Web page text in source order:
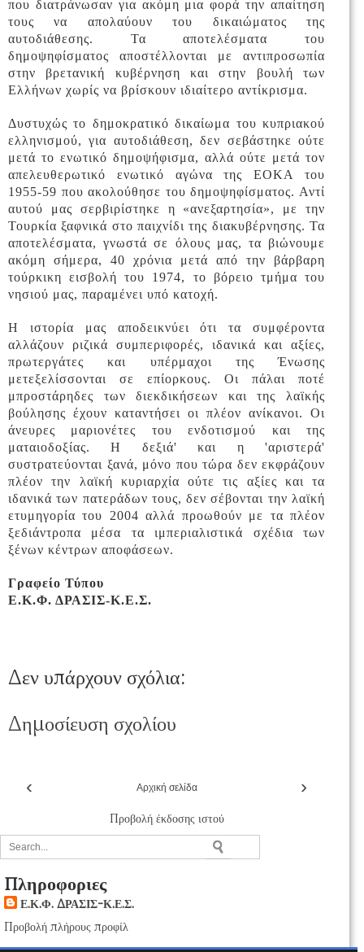
που διατράνωσαν για ακόμη μια φορά την απαίτηση
τους να απολαύουν του δικαιώματος της
αυτοδιάθεσης. Τα αποτελέσματα του
δημοψηφίσματος αποστέλλονται με αντιπροσωπία
στην βρετανική κυβέρνηση και στην βουλή των
Ελλήνων χωρίς να βρίσκουν ιδιαίτερο αντίκρισμα.
Δυστυχώς το δημοκρατικό δικαίωμα του κυπριακού
ελληνισμού, για αυτοδιάθεση, δεν σεβάστηκε ούτε
μετά το ενωτικό δημοψήφισμα, αλλά ούτε μετά τον
απελευθερωτικό ενωτικό αγώνα της ΕΟΚΑ του
1955-59 που ακολούθησε του δημοψηφίσματος. Αντί
αυτού μας σερβιρίστηκε η «ανεξαρτησία»,
με την
Τουρκία ξαφνικά στο παιχνίδι της διακυβέρνησης. Τα
αποτελέσματα, γνωστά σε όλους μας, τα βιώνουμε
ακόμη σήμερα, 40 χρόνια μετά από την βάρβαρη
τούρκικη εισβολή του 1974, το βόρειο τμήμα του
νησιού μας, παραμένει υπό κατοχή.
Η ιστορία μας αποδεικνύει ότι τα συμφέροντα
αλλάζουν ριζικά συμπεριφορές, ιδανικά και αξίες,
πρωτεργάτες και υπέρμαχοι της Ένωσης
μετεξελίσσονται σε επίορκους. Οι πάλαι ποτέ
μπροστάρηδες των διεκδικήσεων και της λαϊκής
βούλησης έχουν καταντήσει οι πλέον ανίκανοι. Οι
άνευρες μαριονέτες του ενδοτισμού και της
ματαιοδοξίας. Η δεξιά' και η 'αριστερά'
συστρατεύονται ξανά, μόνο που τώρα δεν εκφράζουν
πλέον την λαϊκή κυριαρχία ούτε τις αξίες και τα
ιδανικά των πατεράδων τους, δεν σέβονται την λαϊκή
ετυμηγορία του 2004 αλλά προωθούν με τα πλέον
ξεδιάντροπα μέσα τα ιμπεριαλιστικά σχέδια των
ξένων κέντρων αποφάσεων.
Γραφείο Τύπου
Ε.Κ.Φ. ΔΡΑΣΙΣ-Κ.Ε.Σ.
Δεν υπάρχουν σχόλια:
Δημοσίευση σχολίου
‹ ›
Αρχική σελίδα
Προβολή έκδοσης ιστού
Πληροφοριες
Ε.Κ.Φ. ΔΡΑΣΙΣ-Κ.Ε.Σ.
Προβολή πλήρους προφίλ